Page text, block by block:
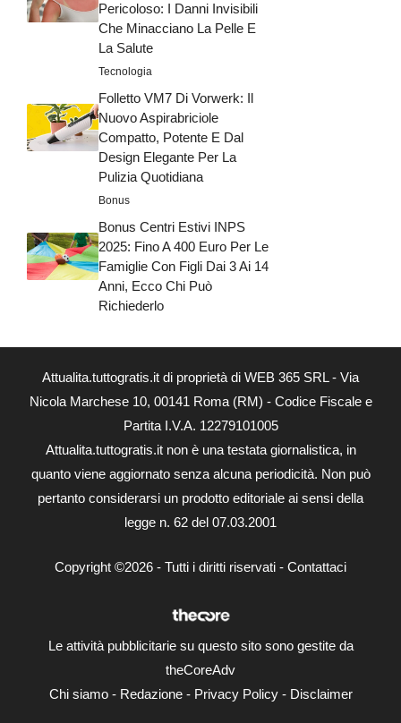
Pericoloso: I Danni Invisibili
Che Minacciano La Pelle E
La Salute
Tecnologia
Folletto VM7 Di Vorwerk: Il
Nuovo Aspirabriciole
Compatto, Potente E Dal
Design Elegante Per La
Pulizia Quotidiana
Bonus
Bonus Centri Estivi INPS
2025: Fino A 400 Euro Per Le
Famiglie Con Figli Dai 3 Ai 14
Anni, Ecco Chi Può
Richiederlo
Attualita.tuttogratis.it di proprietà di WEB 365 SRL - Via
Nicola Marchese 10, 00141 Roma (RM) - Codice Fiscale e
Partita I.V.A. 12279101005
Attualita.tuttogratis.it non è una testata giornalistica, in
quanto viene aggiornato senza alcuna periodicità. Non può
pertanto considerarsi un prodotto editoriale ai sensi della
legge n. 62 del 07.03.2001
Copyright ©2026 - Tutti i diritti riservati - Contattaci
Le attività pubblicitarie su questo sito sono gestite da
theCoreAdv
Chi siamo- Redazione- Privacy Policy- Disclaimer